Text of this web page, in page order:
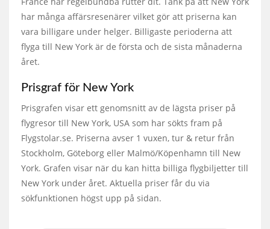
har många affärsresenärer vilket gör att priserna kan
vara billigare under helger. Billigaste perioderna att
flyga till New York är de första och de sista månaderna
året.
Prisgraf för New York
Prisgrafen visar ett genomsnitt av de lägsta priser på
flygresor till New York, USA som har sökts fram på
Flygstolar.se. Priserna avser 1 vuxen, tur & retur från
Stockholm, Göteborg eller Malmö/Köpenhamn till New
York. Grafen visar när du kan hitta billiga flygbiljetter till
New York under året. Aktuella priser får du via
sökfunktionen högst upp på sidan.